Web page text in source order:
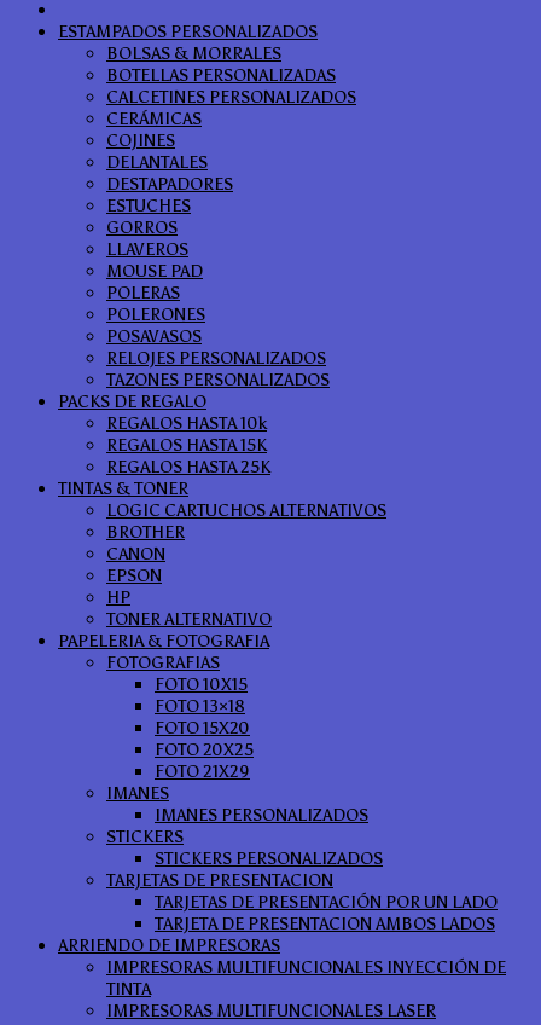
ESTAMPADOS PERSONALIZADOS
BOLSAS & MORRALES
BOTELLAS PERSONALIZADAS
CALCETINES PERSONALIZADOS
CERÁMICAS
COJINES
DELANTALES
DESTAPADORES
ESTUCHES
GORROS
LLAVEROS
MOUSE PAD
POLERAS
POLERONES
POSAVASOS
RELOJES PERSONALIZADOS
TAZONES PERSONALIZADOS
PACKS DE REGALO
REGALOS HASTA 10k
REGALOS HASTA 15K
REGALOS HASTA 25K
TINTAS & TONER
LOGIC CARTUCHOS ALTERNATIVOS
BROTHER
CANON
EPSON
HP
TONER ALTERNATIVO
PAPELERIA & FOTOGRAFIA
FOTOGRAFIAS
FOTO 10X15
FOTO 13×18
FOTO 15X20
FOTO 20X25
FOTO 21X29
IMANES
IMANES PERSONALIZADOS
STICKERS
STICKERS PERSONALIZADOS
TARJETAS DE PRESENTACION
TARJETAS DE PRESENTACIÓN POR UN LADO
TARJETA DE PRESENTACION AMBOS LADOS
ARRIENDO DE IMPRESORAS
IMPRESORAS MULTIFUNCIONALES INYECCIÓN DE
TINTA
IMPRESORAS MULTIFUNCIONALES LASER